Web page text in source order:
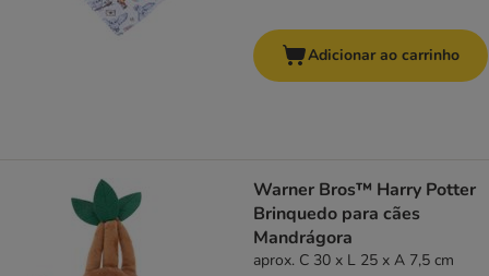
Adicionar ao carrinho
Warner Bros™ Harry Potter
Brinquedo para cães
Mandrágora
aprox. C 30 x L 25 x A 7,5 cm